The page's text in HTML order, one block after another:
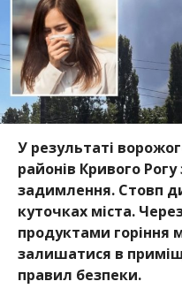
У результаті
районів Кривого
задимлення. Стовп
куточках міста.
продуктами горіння
залишатися в
правил безпеки.